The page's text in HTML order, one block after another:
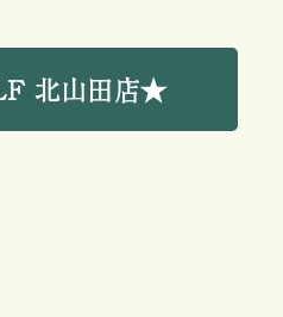
北山田店★